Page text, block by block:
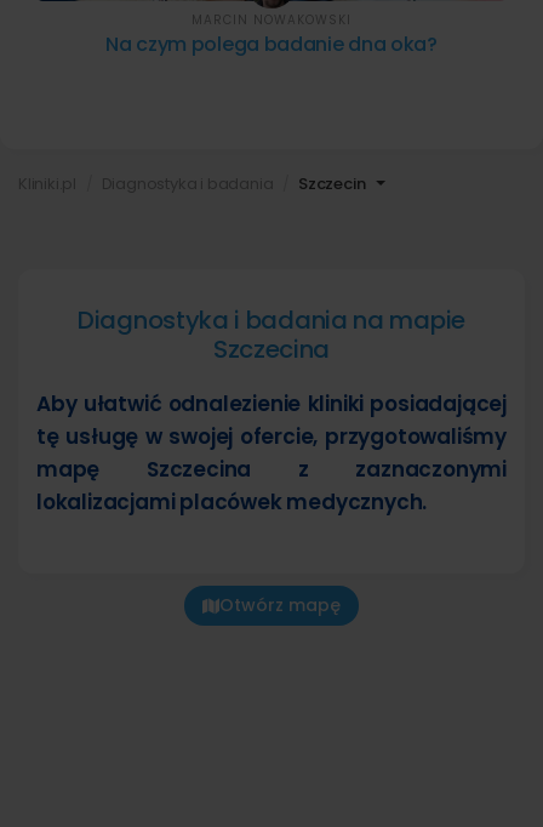
Szczecin
Na czym polega badanie dna oka?
MARCIN NOWAKOWSKI
Diagnostyka i badania na mapie
Szczecina
Aby ułatwić odnalezienie kliniki posiadającej
tę usługę w swojej ofercie, przygotowaliśmy
mapę Szczecina z zaznaczonymi
lokalizacjami placówek medycznych.
Otwórz mapę